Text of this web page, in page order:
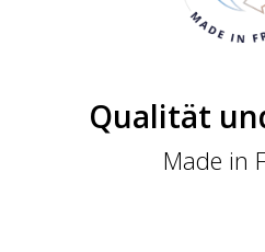
Qualität
Made in